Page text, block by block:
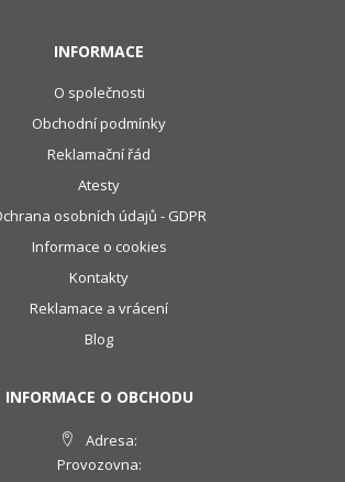
INFORMACE
O společnosti
Obchodní podmínky
Reklamační řád
Atesty
osobních údajů - GDPR
Informace o cookies
Kontakty
Reklamace a vrácení
Blog
INFORMACE O OBCHODU
Adresa:
Provozovna: